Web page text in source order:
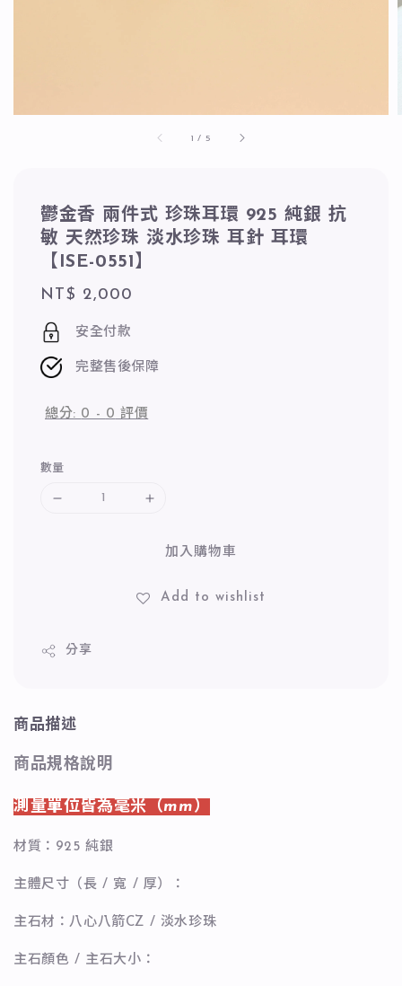
1 / 5
鬱金香 兩件式 珍珠耳環 925 純銀 抗
敏 天然珍珠 淡水珍珠 耳針 耳環
【ISE-0551】
Regular
price
NT$ 2,000
安全付款
完整售後保障
總分: 0 - 0 評價
數量
加入購物車
Add to wishlist
分享
商品描述
商品規格說明
測量單位皆為毫米（mm）
材質：925 純銀
主體尺寸（長 / 寬 / 厚）：
主石材：八心八箭CZ / 淡水珍珠
主石顏色 / 主石大小：